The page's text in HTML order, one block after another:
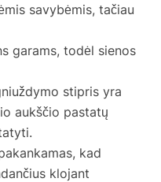
savybėmis, tačiau
garams, todėl sienos
stipris yra
aukščio pastatų
kad
klojant